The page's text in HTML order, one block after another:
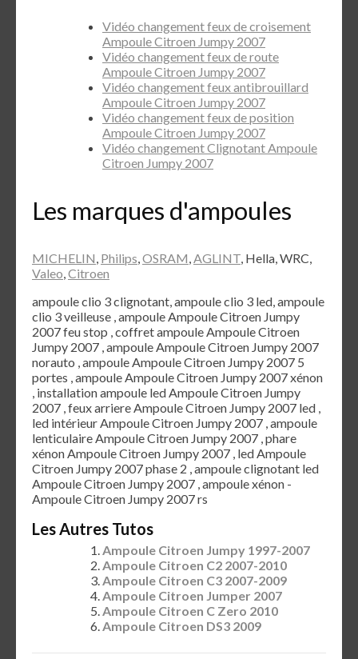
Vidéo changement feux de croisement
Ampoule Citroen Jumpy 2007
Vidéo changement feux de route
Ampoule Citroen Jumpy 2007
Vidéo changement feux antibrouillard
Ampoule Citroen Jumpy 2007
Vidéo changement feux de position
Ampoule Citroen Jumpy 2007
Vidéo changement Clignotant Ampoule
Citroen Jumpy 2007
Les marques d'ampoules
MICHELIN, Philips,OSRAM,AGLINT, Hella, WRC,
Valeo,Citroen
ampoule clio 3 clignotant, ampoule clio 3 led, ampoule
clio 3 veilleuse , ampoule Ampoule Citroen Jumpy
2007 feu stop , coffret ampoule Ampoule Citroen
Jumpy 2007 , ampoule Ampoule Citroen Jumpy 2007
norauto , ampoule Ampoule Citroen Jumpy 2007 5
portes , ampoule Ampoule Citroen Jumpy 2007 xénon
, installation ampoule led Ampoule Citroen Jumpy
2007 , feux arriere Ampoule Citroen Jumpy 2007 led ,
led intérieur Ampoule Citroen Jumpy 2007 , ampoule
lenticulaire Ampoule Citroen Jumpy 2007 , phare
xénon Ampoule Citroen Jumpy 2007 , led Ampoule
Citroen Jumpy 2007 phase 2 , ampoule clignotant led
Ampoule Citroen Jumpy 2007 , ampoule xénon -
Ampoule Citroen Jumpy 2007 rs
Les Autres Tutos
Ampoule Citroen Jumpy 1997-2007
Ampoule Citroen C2 2007-2010
Ampoule Citroen C3 2007-2009
Ampoule Citroen Jumper 2007
Ampoule Citroen C Zero 2010
Ampoule Citroen DS3 2009